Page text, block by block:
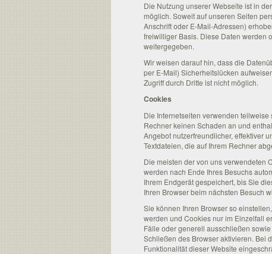
Die Nutzung unserer Webseite ist in
möglich. Soweit auf unseren Seiten
Anschrift oder E-Mail-Adressen)
freiwilliger Basis. Diese Daten werden
weitergegeben.
Wir weisen darauf hin, dass die
per E-Mail) Sicherheitslücken
Zugriff durch Dritte ist nicht möglich.
Cookies
Die Internetseiten verwenden
Rechner keinen Schaden an und
Angebot nutzerfreundlicher, effektiver
Textdateien, die auf Ihrem Rechner
Die meisten der von uns verwendeten
werden nach Ende Ihres Besuchs
Ihrem Endgerät gespeichert, bis Sie
Ihren Browser beim nächsten Besuch
Sie können Ihren Browser so
werden und Cookies nur im Einzelfall
Fälle oder generell ausschließen
Schließen des Browser aktivieren. Bei
Funktionalität dieser Website